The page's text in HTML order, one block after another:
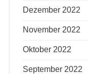
Dezember 2022
November 2022
Oktober 2022
September 2022